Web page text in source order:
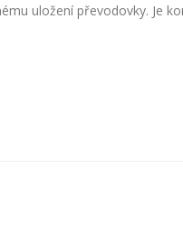
uložení převodovky. Je